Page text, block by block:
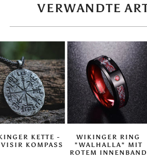
VERWANDTE
KETTE -
KOMPASS
WIKINGER RING
"WALHALLA" MIT
ROTEM INNENBAND